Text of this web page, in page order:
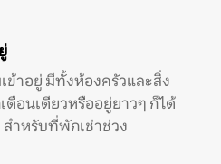
ข้าอยู่ มีทั้งห้องครัวและสิ่ง
อนเดียวหรืออยู่ยาวๆ ก็ได้
สำหรับที่พักเช่าช่วง